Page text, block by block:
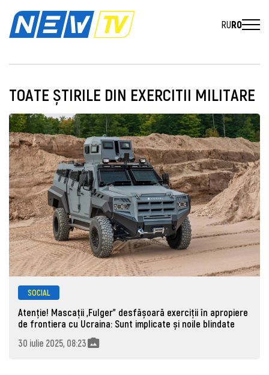
RURO
TOATE ȘTIRILE DIN EXERCITII MILITARE
SOCIAL
Atenție! Mascații „Fulger” desfășoară exerciții în apropiere
de frontiera cu Ucraina: Sunt implicate și noile blindate
30 iulie 2025, 08:23